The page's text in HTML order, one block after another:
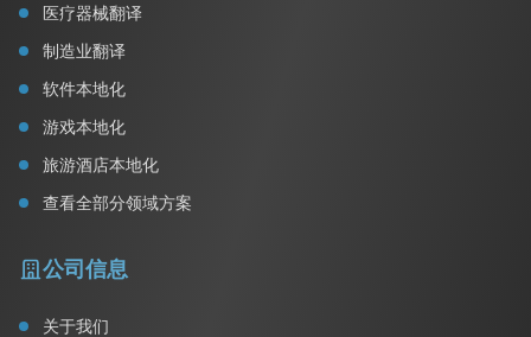
医疗器械翻译
制造业翻译
软件本地化
游戏本地化
旅游酒店本地化
查看全部分领域方案
公司信息
关于我们